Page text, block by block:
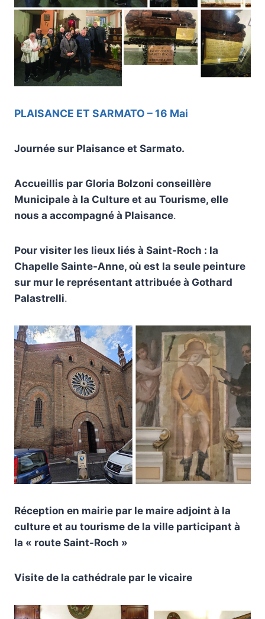
PLAISANCE ET SARMATO – 16 Mai
Journée sur Plaisance et Sarmato.
Accueillis par Gloria Bolzoni conseillère
Municipale à la Culture et au Tourisme, elle
nous a accompagné à Plaisance.
Pour visiter les lieux liés à Saint-Roch : la
Chapelle Sainte-Anne, où est la seule peinture
sur mur le représentant attribuée à Gothard
Palastrelli.
Réception en mairie par le maire adjoint à la
culture et au tourisme de la ville participant à
la « route Saint-Roch »
Visite de la cathédrale par le vicaire